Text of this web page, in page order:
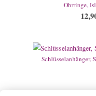
Ohrringe,
Schlüsselanhänger,